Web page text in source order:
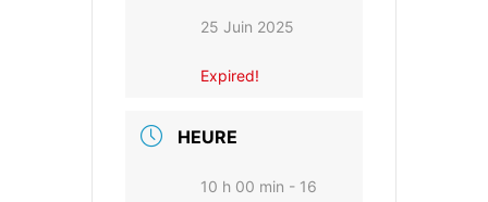
25 Juin 2025
Expired!
HEURE
10 h 00 min - 16